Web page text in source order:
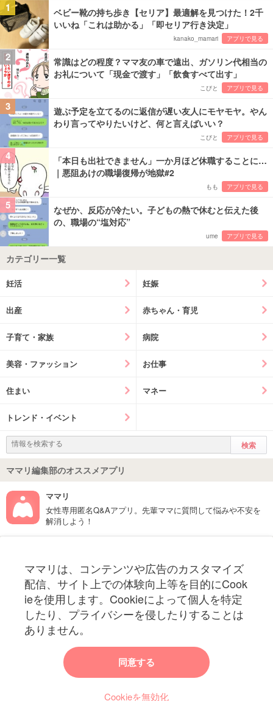
1
ベビー靴の持ち歩き【セリア】最適解を見つけた！2千
いいね「これは助かる」「即セリア行き決定」
kanako_mamari アプリで見る
2
常識はどの程度？ママ友の車で遠出、ガソリン代相当の
お礼について「現金で渡す」「飲食すべて出す」
こびと アプリで見る
3
遊ぶ予定を立てるのに返信が遅い友人にモヤモヤ。やん
わり言ってやりたいけど、何と言えばいい？
こびと アプリで見る
4
「本日も出社できません」一か月ほど休職することに…
｜悪阻あけの職場復帰が地獄#2
もも アプリで見る
5
なぜか、反応が冷たい。子どもの熱で休むと伝えた後
の、職場の“塩対応”
ume アプリで見る
カテゴリー一覧
妊活 妊娠
出産 赤ちゃん・育児
子育て・家族 病院
美容・ファッション お仕事
住まい マネー
トレンド・イベント
ママリ編集部のオススメアプリ
ママリ
女性専用匿名Q&Aアプリ。先輩ママに質問して悩みや不安を
解消しよう！
ママリは、コンテンツや広告のカスタマイズ
配信、サイト上での体験向上等を目的にCook
ieを使用します。Cookieによって個人を特定
したり、プライバシーを侵したりすることは
ありません。
同意する
Cookieを無効化
妊娠〜子育て中のお役立ち情報を配信中
ママリからのお知らせ